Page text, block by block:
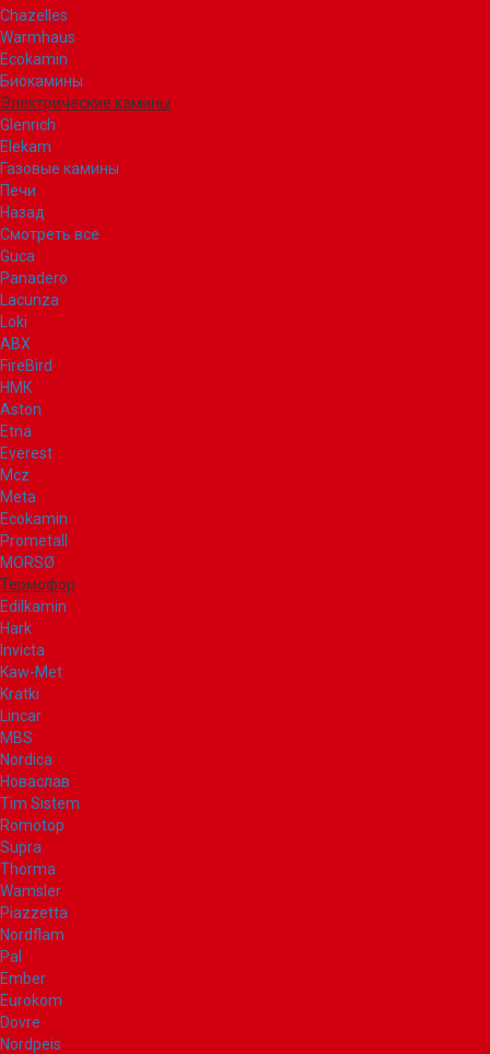
Chazelles
Warmhaus
Ecokamin
Биокамины
Электрические камины
Glenrich
Elekam
Газовые камины
Печи
Назад
Смотреть все
Guca
Panadero
Lacunza
Loki
ABX
FireBird
НМК
Aston
Etna
Everest
Mcz
Meta
Ecokamin
Prometall
MORSØ
Термофор
Edilkamin
Hark
Invicta
Kaw-Met
Kratki
Lincar
MBS
Nordica
Новаслав
Tim Sistem
Romotop
Supra
Thorma
Wamsler
Piazzetta
Nordflam
Pal
Ember
Eurokom
Dovre
Nordpeis